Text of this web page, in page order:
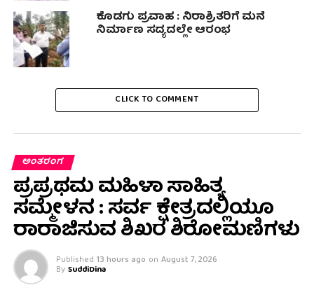
ಕೊಡಗು ಪ್ರವಾಹ : ನಿರಾಶ್ರಿತರಿಗೆ ಮನೆ
ನಿರ್ಮಾಣ ಸದ್ಯದಲ್ಲೇ ಆರಂಭ
CLICK TO COMMENT
ಅಂತರಂಗ
ಪ್ರಪ್ರಥಮ ಮಹಿಳಾ ಸಾಹಿತ್ಯ
ಸಮ್ಮೇಳನ : ಸರ್ವ ಕ್ಷೇತ್ರದಲ್ಲಿಯೂ
ರಾರಾಜಿಸುವ ಶಿಖರ ಶಿರೋಮಣಿಗಳು
Published 13 hours ago on August 7, 2026
By SuddiDina